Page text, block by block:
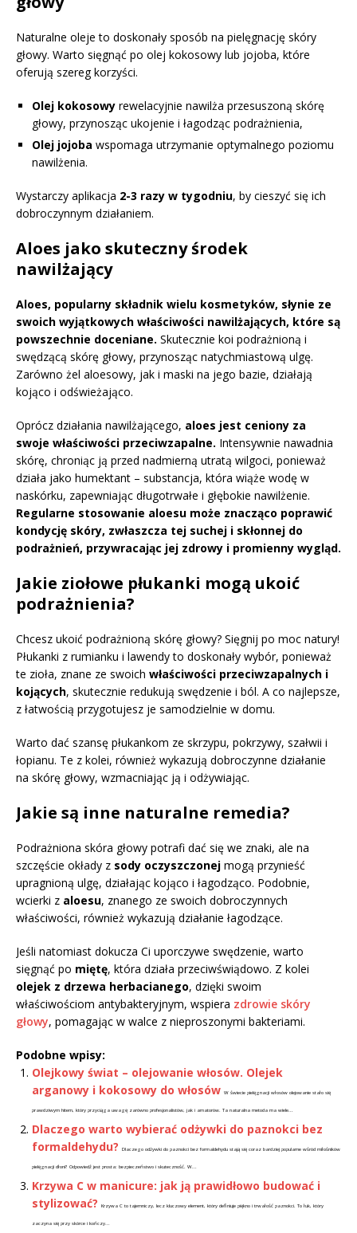
Naturalne oleje to doskonały sposób na pielęgnację skóry
głowy. Warto sięgnąć po olej kokosowy lub jojoba, które
oferują szereg korzyści.
Olej kokosowy rewelacyjnie nawilża przesuszoną skórę
głowy, przynosząc ukojenie i łagodząc podrażnienia,
Olej jojoba wspomaga utrzymanie optymalnego poziomu
nawilżenia.
Wystarczy aplikacja 2-3 razy w tygodniu, by cieszyć się ich
dobroczynnym działaniem.
Aloes jako skuteczny środek
nawilżający
Aloes, popularny składnik wielu kosmetyków, słynie ze
swoich wyjątkowych właściwości nawilżających, które są
powszechnie doceniane. Skutecznie koi podrażnioną i
swędzącą skórę głowy, przynosząc natychmiastową ulgę.
Zarówno żel aloesowy, jak i maski na jego bazie, działają
kojąco i odświeżająco.
Oprócz działania nawilżającego, aloes jest ceniony za
swoje właściwości przeciwzapalne. Intensywnie nawadnia
skórę, chroniąc ją przed nadmierną utratą wilgoci, ponieważ
działa jako humektant – substancja, która wiąże wodę w
naskórku, zapewniając długotrwałe i głębokie nawilżenie.
Regularne stosowanie aloesu może znacząco poprawić
kondycję skóry, zwłaszcza tej suchej i skłonnej do
podrażnień, przywracając jej zdrowy i promienny wygląd.
Jakie ziołowe płukanki mogą ukoić
podrażnienia?
Chcesz ukoić podrażnioną skórę głowy? Sięgnij po moc natury!
Płukanki z rumianku i lawendy to doskonały wybór, ponieważ
te zioła, znane ze swoich właściwości przeciwzapalnych i
kojących, skutecznie redukują swędzenie i ból. A co najlepsze,
z łatwością przygotujesz je samodzielnie w domu.
Warto dać szansę płukankom ze skrzypu, pokrzywy, szałwii i
łopianu. Te z kolei, również wykazują dobroczynne działanie
na skórę głowy, wzmacniając ją i odżywiając.
Jakie są inne naturalne remedia?
Podrażniona skóra głowy potrafi dać się we znaki, ale na
szczęście okłady z sody oczyszczonej mogą przynieść
upragnioną ulgę, działając kojąco i łagodząco. Podobnie,
wcierki z aloesu, znanego ze swoich dobroczynnych
właściwości, również wykazują działanie łagodzące.
Jeśli natomiast dokucza Ci uporczywe swędzenie, warto
sięgnąć po miętę, która działa przeciwświądowo. Z kolei
olejek z drzewa herbacianego, dzięki swoim
właściwościom antybakteryjnym, wspiera zdrowie skóry
głowy, pomagając w walce z nieproszonymi bakteriami.
Podobne wpisy:
Olejkowy świat – olejowanie włosów. Olejek
arganowy i kokosowy do włosów W świecie pielęgnacji włosów olejowanie stało się
prawdziwym hitem, który przyciąga uwagę zarówno profesjonalistów, jak i amatorów. Ta naturalna metoda ma wiele...
Dlaczego warto wybierać odżywki do paznokci bez
formaldehydu?
Dlaczego odżywki do paznokci bez formaldehydu stają się coraz bardziej popularne wśród miłośników
pielęgnacji dłoni? Odpowiedź jest prosta: bezpieczeństwo i skuteczność. W...
Krzywa C w manicure: jak ją prawidłowo budować i
stylizować?
Krzywa C to tajemniczy, lecz kluczowy element, który definiuje piękno i trwałość paznokci. To łuk, który
zaczyna się przy skórce i kończy...